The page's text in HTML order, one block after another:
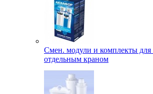
Смен. модули и комплекты для
отдельным краном